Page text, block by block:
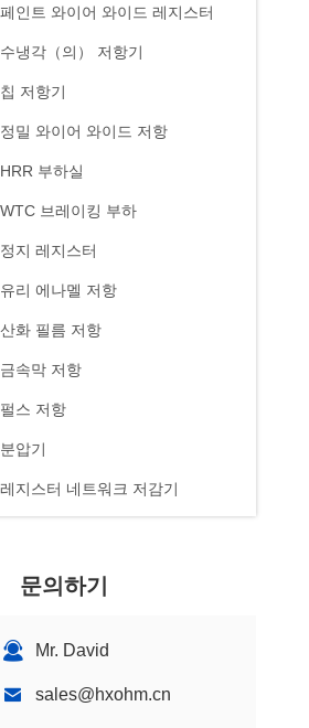
페인트 와이어 와이드 레지스터
수냉각（의） 저항기
칩 저항기
정밀 와이어 와이드 저항
HRR 부하실
WTC 브레이킹 부하
정지 레지스터
유리 에나멜 저항
산화 필름 저항
금속막 저항
펄스 저항
분압기
레지스터 네트워크 저감기
문의하기
Mr. David
sales@hxohm.cn